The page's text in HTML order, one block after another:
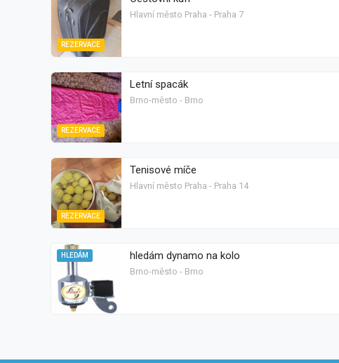
REZERVACE
Hlavní město Praha - Praha 7
REZERVACE
Letní spacák
Brno-město - Brno
REZERVACE
Tenisové míče
Hlavní město Praha - Praha 14
HLEDÁM hledám dynamo na kolo
Brno-město - Brno